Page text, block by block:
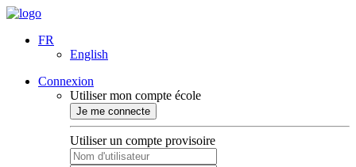
FR
English
Connexion
Utiliser mon compte école
Je me connecte
Utiliser un compte provisoire